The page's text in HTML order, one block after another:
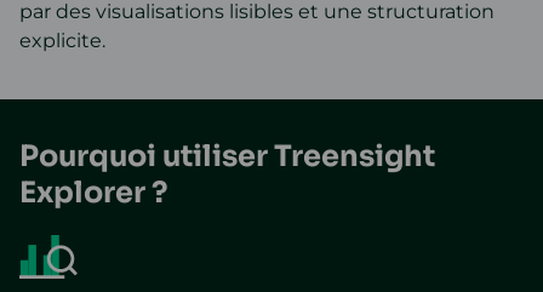
par des visualisations lisibles et une structuration
explicite.
Pourquoi utiliser Treensight
Explorer ?